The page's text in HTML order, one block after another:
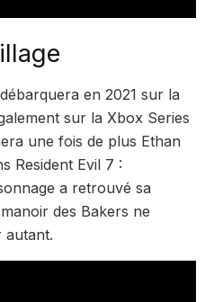
en 2021 sur la
sur la Xbox Series
une fois de plus Ethan
Resident Evil 7 :
a retrouvé sa
des Bakers ne
autant.